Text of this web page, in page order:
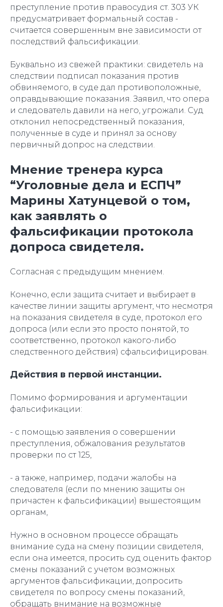
преступление против правосудия ст. 303 УК
предусматривает формальный состав -
считается совершенным вне зависимости от
последствий фальсификации.
Буквально из свежей практики: свидетель на
следствии подписал показания против
обвиняемого, в суде дал противоположные,
оправдывающие показания. Заявил, что опера
и следователь давили на него, угрожали. Суд
отклонил непосредственный показания,
полученные в суде и принял за основу
первичный допрос на следствии.
Мнение тренера курса
“Уголовные дела и ЕСПЧ”
Марины Хатунцевой о том,
как заявлять о
фальсификации протокола
допроса свидетеля.
Согласная с предыдущим мнением.
Конечно, если защита считает и выбирает в
качестве линии защиты аргумент, что несмотря
на показания свидетеля в суде, протокол его
допроса (или если это просто понятой, то
соответственно, протокол какого-либо
следственного действия) сфальсифицирован.
Действия в первой инстанции.
Помимо формирования и аргументации
фальсификации:
- с помощью заявления о совершении
преступления, обжалования результатов
проверки по ст 125,
- а также, например, подачи жалобы на
следователя (если по мнению защиты он
причастен к фальсификации) вышестоящим
органам,
Нужно в основном процессе обращать
внимание суда на смену позиции свидетеля,
если она имеется, просить суд оценить фактор
смены показаний с учетом возможных
аргументов фальсификации, допросить
свидетеля по вопросу смены показаний,
обращать внимание на возможные